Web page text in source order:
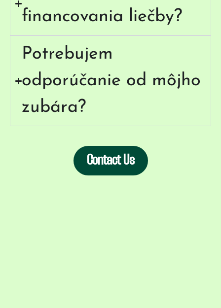
financovania liečby?
Potrebujem
odporúčanie od môjho
zubára?
Contact Us